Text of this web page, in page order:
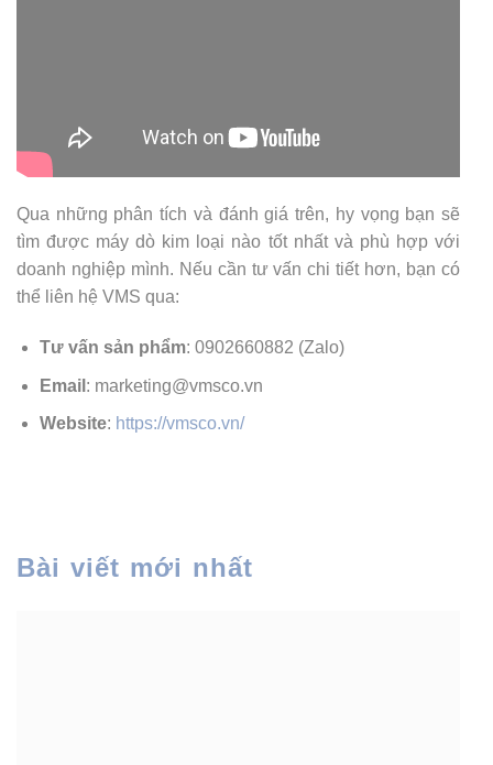
Qua những phân tích và đánh giá trên, hy vọng bạn sẽ
tìm được máy dò kim loại nào tốt nhất và phù hợp với
doanh nghiệp mình. Nếu cần tư vấn chi tiết hơn, bạn có
thể liên hệ VMS qua:
Tư vấn sản phẩm: 0902660882 (Zalo)
Email : marketing@vmsco.vn
Website: https://vmsco.vn/
Bài viết mới nhất